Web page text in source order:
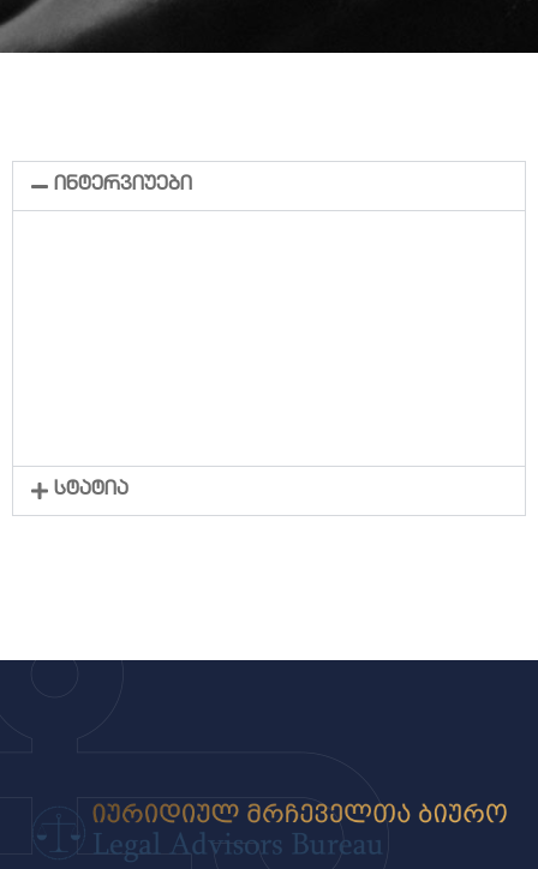
ინტერვიუები
სტატია